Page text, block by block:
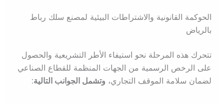
الحوكمة القانونية والاشتراطات البيئية لمصنع سلك رباط
بالرياض
تتحرك هذه المرحلة نحو استيفاء الأطر التشريعية والحصول
على الرخص الرسمية من الجهات المنظمة للقطاع الصناعي
لضمان سلامة الموقف التجاري، وتشمل الجوانب التالية: